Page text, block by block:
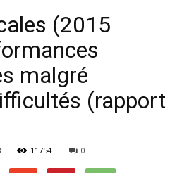
(2015
malgré
(rapport
11754 0